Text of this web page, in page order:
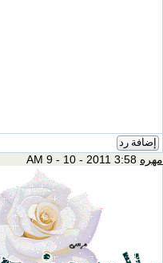
إضافة رد
مهره